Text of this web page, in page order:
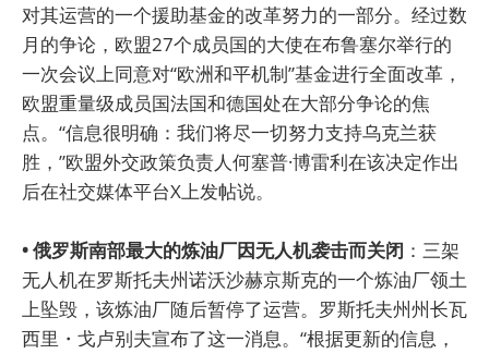
对其运营的一个援助基金的改革努力的一部分。经过数
月的争论，欧盟27个成员国的大使在布鲁塞尔举行的
一次会议上同意对“欧洲和平机制”基金进行全面改革，
欧盟重量级成员国法国和德国处在大部分争论的焦
点。“信息很明确：我们将尽一切努力支持乌克兰获
胜，”欧盟外交政策负责人何塞普·博雷利在该决定作出
后在社交媒体平台X上发帖说。
• 俄罗斯南部最大的炼油厂因无人机袭击而关闭 ：三架
无人机在罗斯托夫州诺沃沙赫京斯克的一个炼油厂领土
上坠毁，该炼油厂随后暂停了运营。罗斯托夫州州长瓦
西里・戈卢别夫宣布了这一消息。“根据更新的信息，